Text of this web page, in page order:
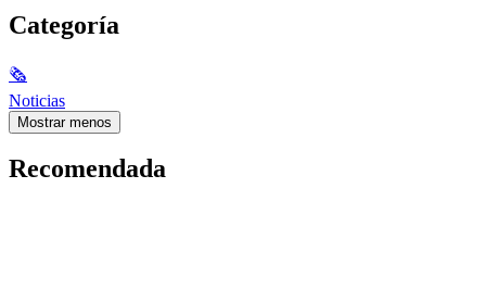
Categoría
🗞
Noticias
Mostrar menos
Recomendada